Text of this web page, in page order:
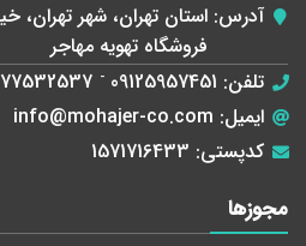
آدرس:
فروشگاه تهویه مهاجر
تلفن: 09125957451
-
77532537 - 77653561
ایمیل: info@mohajer-co.com
کدپستی: 1571716433
مجوز‌ها